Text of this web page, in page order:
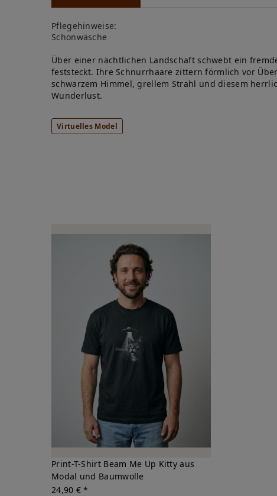
Pflegehinweise:
Schonwäsche
Über einer nächtlichen Landschaft schwebt ein
feststeckt. Ihre Schnurrhaare zittern förmlich vor
schwarzem Himmel, grellem Strahl und diesem
Wunderlust.
Virtuelles Model
Print-T-Shirt Beam Me Up Kitty aus
Modal und Baumwolle
24,90 € *